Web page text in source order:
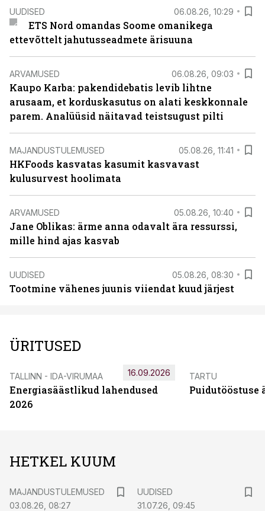
UUDISED 06.08.26, 10:29
ETS Nord omandas Soome omanikega
ettevõttelt jahutusseadmete ärisuuna
ARVAMUSED 06.08.26, 09:03
Kaupo Karba: pakendidebatis levib lihtne
arusaam, et korduskasutus on alati keskkonnale
parem. Analüüsid näitavad teistsugust pilti
MAJANDUSTULEMUSED 05.08.26, 11:41
HKFoods kasvatas kasumit kasvavast
kulusurvest hoolimata
ARVAMUSED 05.08.26, 10:40
Jane Oblikas: ärme anna odavalt ära ressurssi,
mille hind ajas kasvab
UUDISED 05.08.26, 08:30
Tootmine vähenes juunis viiendat kuud järjest
ÜRITUSED
TALLINN - IDA-VIRUMAA
Energiasäästlikud lahendused
2026
16.09.2026 TARTU
Puidutööstuse
HETKEL KUUM
MAJANDUSTULEMUSED
03.08.26, 08:27
UUDISED
31.07.26, 09:45